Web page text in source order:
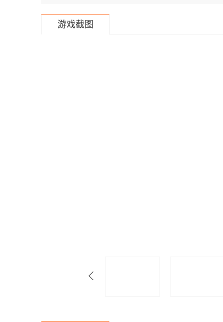
游戏截图